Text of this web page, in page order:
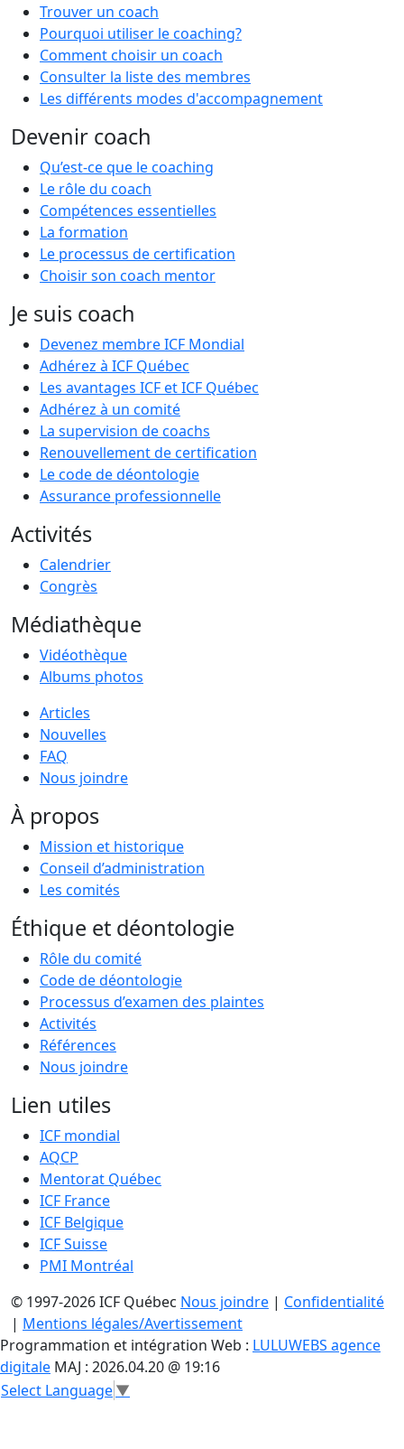
Trouver un coach
Pourquoi utiliser le coaching?
Comment choisir un coach
Consulter la liste des membres
Les différents modes d'accompagnement
Devenir coach
Qu’est-ce que le coaching
Le rôle du coach
Compétences essentielles
La formation
Le processus de certification
Choisir son coach mentor
Je suis coach
Devenez membre ICF Mondial
Adhérez à ICF Québec
Les avantages ICF et ICF Québec
Adhérez à un comité
La supervision de coachs
Renouvellement de certification
Le code de déontologie
Assurance professionnelle
Activités
Calendrier
Congrès
Médiathèque
Vidéothèque
Albums photos
Articles
Nouvelles
FAQ
Nous joindre
À propos
Mission et historique
Conseil d’administration
Les comités
Éthique et déontologie
Rôle du comité
Code de déontologie
Processus d’examen des plaintes
Activités
Références
Nous joindre
Lien utiles
ICF mondial
AQCP
Mentorat Québec
ICF France
ICF Belgique
ICF Suisse
PMI Montréal
© 1997-2026 ICF Québec Nous joindre | Confidentialité
| Mentions légales/Avertissement
Programmation et intégration Web : LULUWEBS agence
digitale MAJ : 2026.04.20 @ 19:16
Select Language▼